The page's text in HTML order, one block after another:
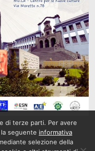
di terze parti. Per avere
seguente informativa
selezione della